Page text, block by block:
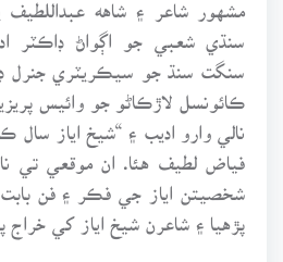
مشهور شاعر ۽ شاهه عبداللطيف
سنڌي شعبي جو اڳواڻ ڊاڪٽر
سنگت سنڌ جو سيڪريٽري جنرل
ڪائونسل لاڙڪاڻو جو وائيس
نالي وارو اديب ۽ “شيخ اياز سال
فياض لطيف هئا. ان موقعي تي
شخصيتن اياز جي فڪر ۽ فن بابت
پڙهيا ۽ شاعرن شيخ اياز کي